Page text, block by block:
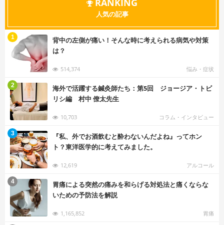
人気の記事
背中の左側が痛い！そんな時に考えられる病気や対策
は？
514,374 悩み・症状
1
海外で活躍する鍼灸師たち：第5回 ジョージア・トビ
リシ編 村中 僚太先生
10,703 コラム・インタビュー
2
『私、外でお酒飲むと酔わないんだよね』ってホン
ト？東洋医学的に考えてみました。
12,619 アルコール
3
胃痛による突然の痛みを和らげる対処法と痛くならな
いための予防法を解説
1,165,852 胃痛
4